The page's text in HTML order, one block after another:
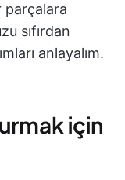
parçalara
sıfırdan
anlayalım.
için